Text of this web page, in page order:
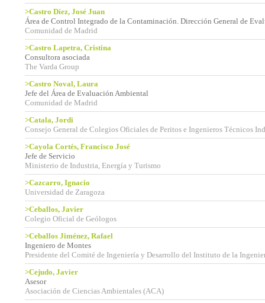
>Castro Díez, José Juan
Área de Control Integrado de la Contaminación. Dirección General de
Comunidad de Madrid
>Castro Lapetra, Cristina
Consultora asociada
The Varda Group
>Castro Noval, Laura
Jefe del Área de Evaluación Ambiental
Comunidad de Madrid
>Catala, Jordi
Consejo General de Colegios Oficiales de Peritos e Ingenieros Técnicos
>Cayola Cortés, Francisco José
Jefe de Servicio
Ministerio de Industria, Energía y Turismo
>Cazcarro, Ignacio
Universidad de Zaragoza
>Ceballos, Javier
Colegio Oficial de Geólogos
>Ceballos Jiménez, Rafael
Ingeniero de Montes
Presidente del Comité de Ingeniería y Desarrollo del Instituto de la
>Cejudo, Javier
Asesor
Asociación de Ciencias Ambientales (ACA)